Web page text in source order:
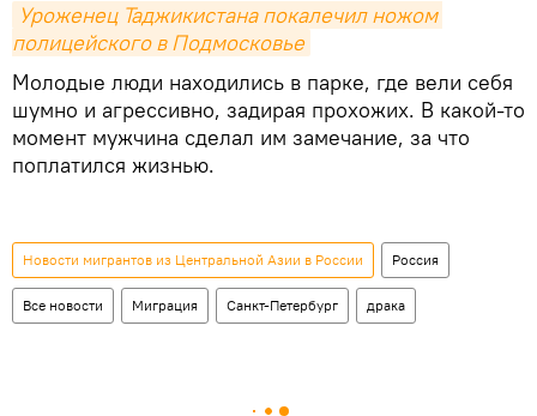
Уроженец Таджикистана покалечил ножом
полицейского в Подмосковье
Молодые люди находились в парке, где вели себя
шумно и агрессивно, задирая прохожих. В какой-то
момент мужчина сделал им замечание, за что
поплатился жизнью.
Новости мигрантов из Центральной Азии в России Россия
Все новости Миграция Санкт-Петербург драка